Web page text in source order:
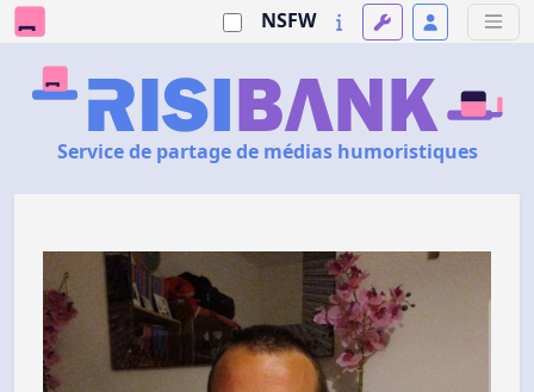
NSFW
Service de partage de médias humoristiques